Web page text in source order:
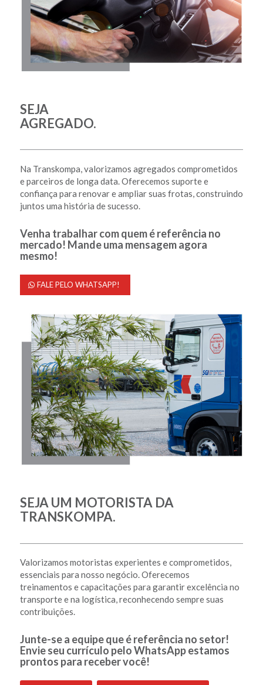
SEJA
AGREGADO.
Na Transkompa, valorizamos agregados comprometidos
e parceiros de longa data. Oferecemos suporte e
confiança para renovar e ampliar suas frotas, construindo
juntos uma história de sucesso.
Venha trabalhar com quem é referência no
mercado! Mande uma mensagem agora
mesmo!
FALE PELO WHATSAPP!
SEJA UM MOTORISTA DA
TRANSKOMPA.
Valorizamos motoristas experientes e comprometidos,
essenciais para nosso negócio. Oferecemos
treinamentos e capacitações para garantir excelência no
transporte e na logística, reconhecendo sempre suas
contribuições.
Junte-se a equipe que é referência no setor!
Envie seu currículo pelo WhatsApp estamos
prontos para receber você!